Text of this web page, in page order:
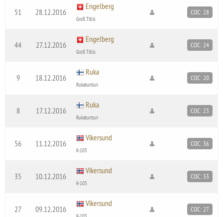
51 28.12.2016
Engelberg
Groß Titlis
COC: 28
44 27.12.2016
Engelberg
Groß Titlis
COC: 24
9 18.12.2016
Ruka
Rukatunturi
COC: 20
8 17.12.2016
Ruka
Rukatunturi
COC: 23
56 11.12.2016
Vikersund
K-105
COC: 36
35 10.12.2016
Vikersund
K-105
COC: 33
27 09.12.2016
Vikersund
COC: 27